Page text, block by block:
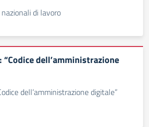
di lavoro
dell’amministrazione
dell’amministrazione digitale”